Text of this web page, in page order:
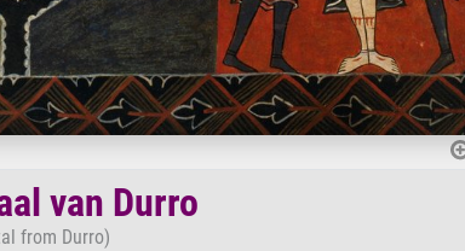
van Durro
from Durro)